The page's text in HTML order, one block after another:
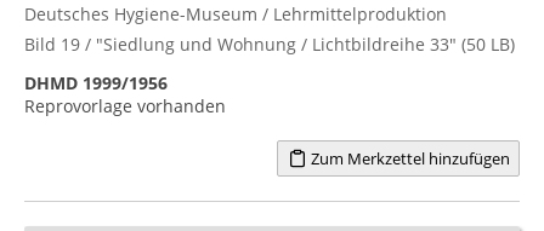
Deutsches Hygiene-Museum / Lehrmittelproduktion
Bild 19 / "Siedlung und Wohnung / Lichtbildreihe 33" (50 LB)
DHMD 1999/1956
Reprovorlage vorhanden
Zum Merkzettel hinzufügen